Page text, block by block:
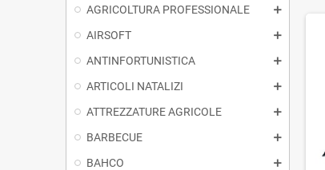
AGRICOLTURA PROFESSIONALE
AIRSOFT
ANTINFORTUNISTICA
ARTICOLI NATALIZI
ATTREZZATURE AGRICOLE
BARBECUE
BAHCO